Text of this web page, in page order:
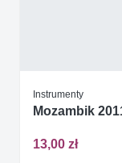
Instrumenty
Mozambik
13,00 zł